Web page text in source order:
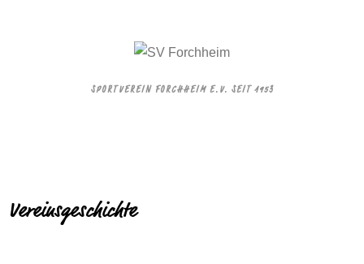
SPORTVEREIN FORCHHEIM E.V. SEIT 1953
Vereinsgeschichte